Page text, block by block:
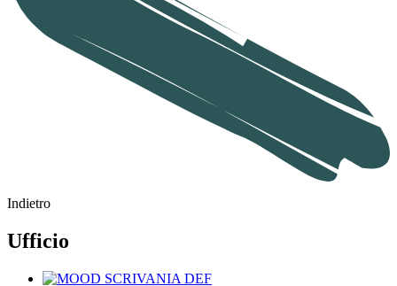
Indietro
Ufficio